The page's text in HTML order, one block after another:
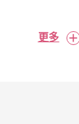
更多 +